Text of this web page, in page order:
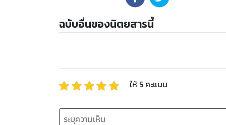
ฉบับอื่นของนิตยสารนี้
ให้ 5 คะแนน